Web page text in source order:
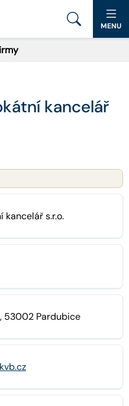
MENU
kancelář
kancelář s.r.o.
53002 Pardubice